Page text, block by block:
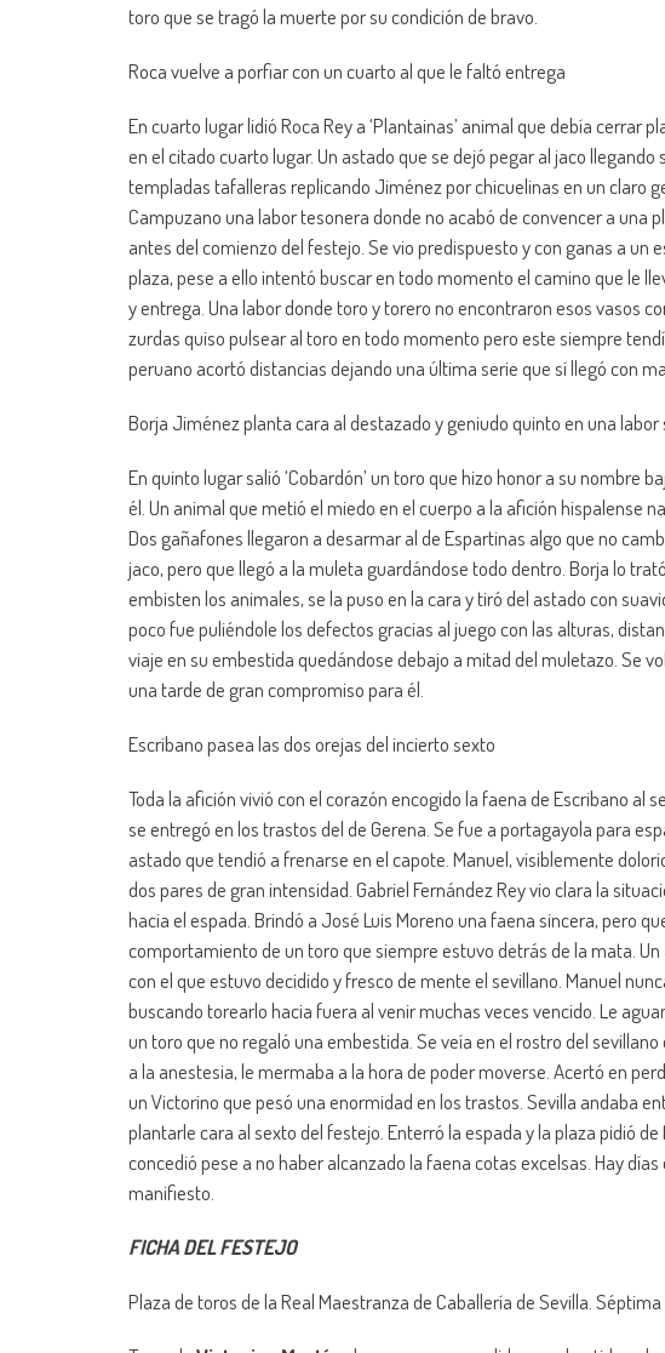
toro que se tragó la muerte por su condición de bravo.
Roca vuelve a porfiar con un cuarto al que le faltó entrega
En cuarto lugar lidió Roca Rey a ‘Plantainas’ animal que debía cerrar
en el citado cuarto lugar. Un astado que se dejó pegar al jaco
templadas tafalleras replicando Jiménez por chicuelinas en un claro
Campuzano una labor tesonera donde no acabó de convencer a una
antes del comienzo del festejo. Se vio predispuesto y con ganas a un
plaza, pese a ello intentó buscar en todo momento el camino que le
y entrega. Una labor donde toro y torero no encontraron esos vasos
zurdas quiso pulsear al toro en todo momento pero este siempre
peruano acortó distancias dejando una última serie que sí llegó con
Borja Jiménez planta cara al destazado y geniudo quinto en una
En quinto lugar salió ‘Cobardón’ un toro que hizo honor a su nombre
él. Un animal que metió el miedo en el cuerpo a la afición hispalense
Dos gañafones llegaron a desarmar al de Espartinas algo que no
jaco, pero que llegó a la muleta guardándose todo dentro. Borja lo
embisten los animales, se la puso en la cara y tiró del astado con
poco fue puliéndole los defectos gracias al juego con las alturas,
viaje en su embestida quedándose debajo a mitad del muletazo. Se
una tarde de gran compromiso para él.
Escribano pasea las dos orejas del incierto sexto
Toda la afición vivió con el corazón encogido la faena de Escribano al
se entregó en los trastos del de Gerena. Se fue a portagayola para
astado que tendió a frenarse en el capote. Manuel, visiblemente
dos pares de gran intensidad. Gabriel Fernández Rey vio clara la
hacia el espada. Brindó a José Luis Moreno una faena sincera, pero
comportamiento de un toro que siempre estuvo detrás de la mata.
con el que estuvo decidido y fresco de mente el sevillano. Manuel
buscando torearlo hacia fuera al venir muchas veces vencido. Le
un toro que no regaló una embestida. Se veía en el rostro del
a la anestesia, le mermaba a la hora de poder moverse. Acertó en
un Victorino que pesó una enormidad en los trastos. Sevilla andaba
plantarle cara al sexto del festejo. Enterró la espada y la plaza pidió
concedió pese a no haber alcanzado la faena cotas excelsas. Hay
manifiesto.
FICHA DEL FESTEJO
Plaza de toros de la Real Maestranza de Caballería de Sevilla.